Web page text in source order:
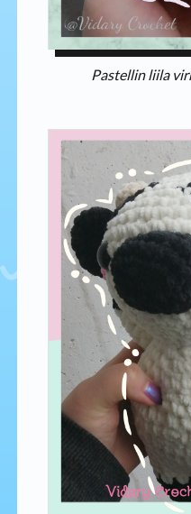
Pastellin liila